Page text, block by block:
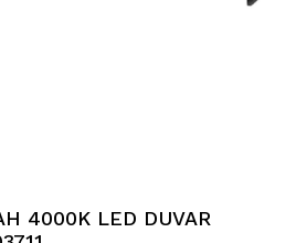
4000K LED DUVAR